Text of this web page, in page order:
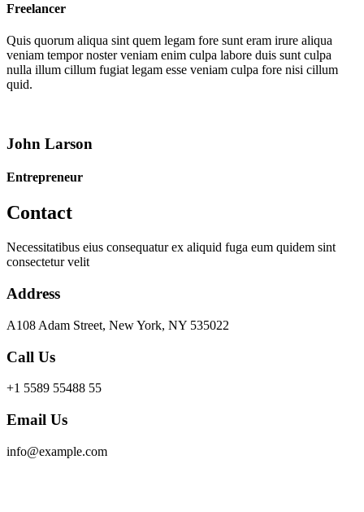
Freelancer
Quis quorum aliqua sint quem legam fore sunt eram irure aliqua
veniam tempor noster veniam enim culpa labore duis sunt culpa
nulla illum cillum fugiat legam esse veniam culpa fore nisi cillum
quid.
John Larson
Entrepreneur
Contact
Necessitatibus eius consequatur ex aliquid fuga eum quidem sint
consectetur velit
Address
A108 Adam Street, New York, NY 535022
Call Us
+1 5589 55488 55
Email Us
info@example.com